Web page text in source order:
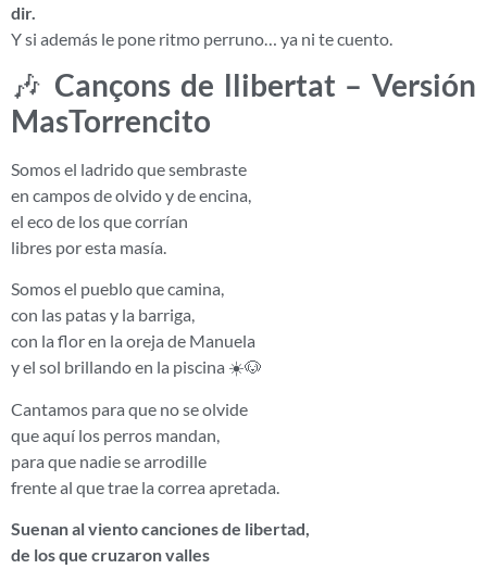
dir.
Y si además le pone ritmo perruno… ya ni te cuento.
🎶 Cançons de llibertat – Versión
MasTorrencito
Somos el ladrido que sembraste
en campos de olvido y de encina,
el eco de los que corrían
libres por esta masía.
Somos el pueblo que camina,
con las patas y la barriga,
con la flor en la oreja de Manuela
y el sol brillando en la piscina ☀️🐶
Cantamos para que no se olvide
que aquí los perros mandan,
para que nadie se arrodille
frente al que trae la correa apretada.
Suenan al viento canciones de libertad,
de los que cruzaron valles